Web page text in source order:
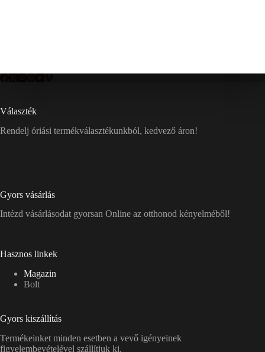
Választék
Rendelj óriási termékválasztékunkból, kedvező áron!
Gyors vásárlás
Intézd vásárlásodat gyorsan Online az otthonod kényelméből!
Hasznos linkek
Magazin
Bolt
Gyors kiszállítás
Termékeinket minden esetben a vevő igényeinek
figyelembevételével szállítjuk ki.